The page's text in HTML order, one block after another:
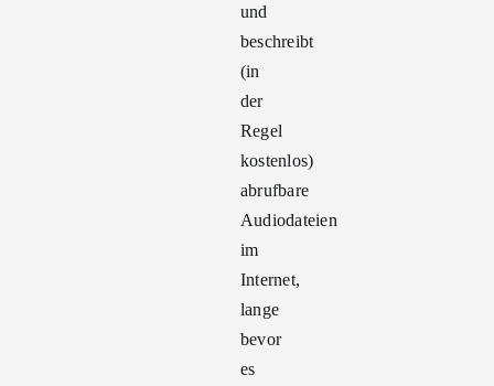
und
beschreibt
(in
der
Regel
kostenlos)
abrufbare
Audiodateien
im
Internet,
lange
bevor
es